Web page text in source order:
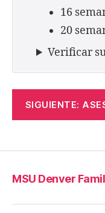
16
20
Verificar
SIGUIENTE:
MSU Denver